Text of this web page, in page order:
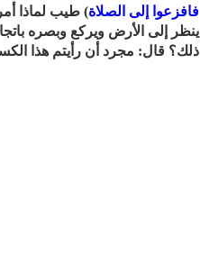
فافزعوا إلى الصلاة) طيب لماذا
ينظر إلى الأرض ويركع وبصره
ذلك؟ قال: مجرد أن رأيتم هذا